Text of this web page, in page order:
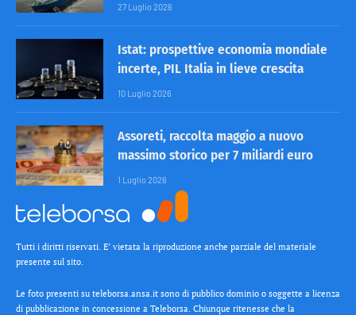
27 Luglio 2026
Istat: prospettive economia mondiale
incerte, PIL Italia in lieve crescita
10 Luglio 2026
Assoreti, raccolta maggio a nuovo
massimo storico per 7 miliardi euro
1 Luglio 2026
Tutti i diritti riservati. E’ vietata la riproduzione anche parziale del materiale
presente sul sito.
Le foto presenti su teleborsa.ansa.it sono di pubblico dominio o soggette a licenza
di pubblicazione in concessione a Teleborsa. Chiunque ritenesse che la